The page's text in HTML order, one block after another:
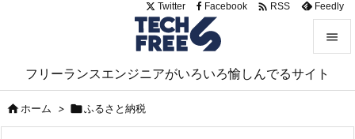
フリーランスエンジニアがいろいろ愉しんでるサイト


サイド
Twitter Facebook  RSS Feedly
ホーム > ふるさと納税